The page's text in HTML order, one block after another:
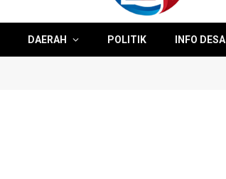
DAERAH POLITIK INFO DESA